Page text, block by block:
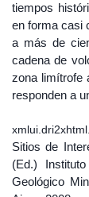
tiempos
en forma casi
a más de
cadena de
zona limítrofe
responden a
Sitios de
(Ed.)
Geológico